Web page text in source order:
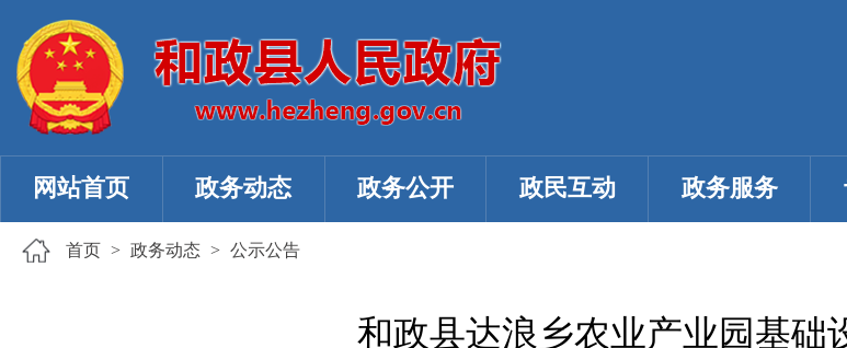
网站首页 政务动态 政务公开 政民互动 政务服务
首页 > 政务动态 > 公示公告
和政县达浪乡农业产业园基础